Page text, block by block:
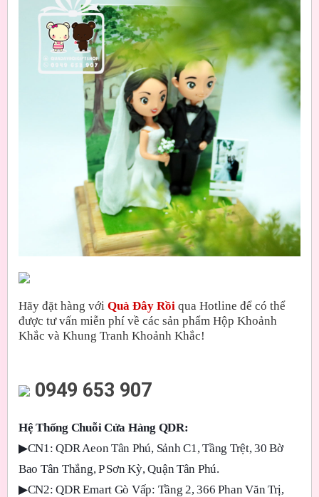
Hãy đặt hàng với Quà Đây Rồi qua Hotline để có thể
được tư vấn miễn phí về các sản phẩm Hộp Khoảnh
Khắc và Khung Tranh Khoảnh Khắc!
0949 653 907
Hệ Thống Chuỗi Cửa Hàng QDR:
▶CN1: QDR Aeon Tân Phú, Sảnh C1, Tầng Trệt, 30 Bờ
Bao Tân Thắng, P Sơn Kỳ, Quận Tân Phú.
▶CN2: QDR Emart Gò Vấp: Tầng 2, 366 Phan Văn Trị,